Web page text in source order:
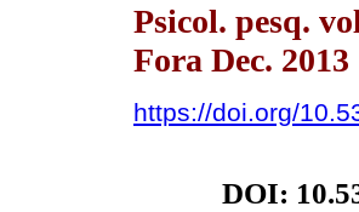
Psicol. pesq.
Fora Dec. 2013
https://doi.org/
DOI: